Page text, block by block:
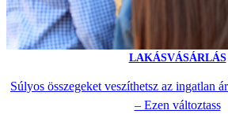
LAKÁSVÁSÁRLÁS
Súlyos összegeket veszíthetsz az ingatlan
– Ezen változtass